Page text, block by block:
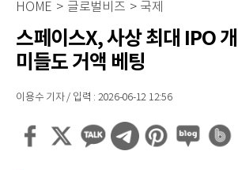
HOME > 글로벌비즈 > 국제
스페이스X, 사상 최대 IPO
미들도 거액 베팅
이용수 기자 / 입력 : 2026-06-12 12:56